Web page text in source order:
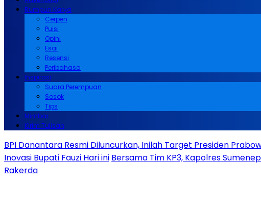
Rumpun Karya
Cerpen
Puisi
Opini
Esai
Resensi
Peribahasa
Inspirasi
Suara Perempuan
Sosok
Tips
Mimbar
Kirim Tulisan
BPI Danantara Resmi Diluncurkan, Inilah Target Presiden
Inovasi Bupati Fauzi Hari ini Bersama Tim KP3, Kapolres
Rakerda